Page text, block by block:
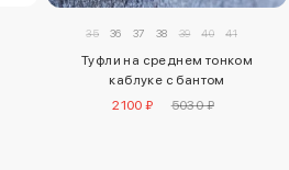
35 36 37 38 39 40 41
Туфли на среднем тонком
каблуке с бантом
2100 ₽
5030 ₽